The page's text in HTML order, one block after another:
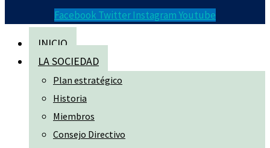
Facebook Twitter InstagramYoutube
INICIO
LA SOCIEDAD
Plan estratégico
Historia
Miembros
Consejo Directivo